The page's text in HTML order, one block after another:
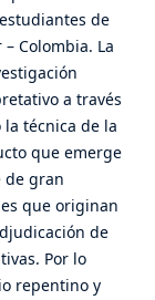
de
Colombia. La
a través
técnica de la
que emerge
de gran
que originan
de
Por lo
repentino y